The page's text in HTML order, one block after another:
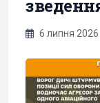
6 липня 2026